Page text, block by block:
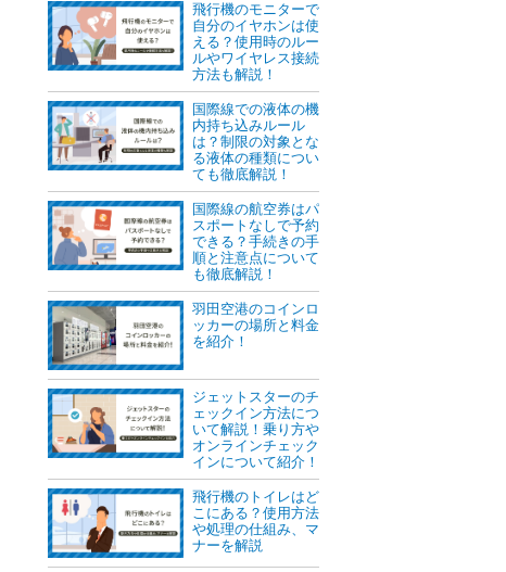
飛行機のモニターで
自分のイヤホンは使
える？使用時のルー
ルやワイヤレス接続
方法も解説！
国際線での液体の機
内持ち込みルール
は？制限の対象とな
る液体の種類につい
ても徹底解説！
国際線の航空券はパ
スポートなしで予約
できる？手続きの手
順と注意点について
も徹底解説！
羽田空港のコインロ
ッカーの場所と料金
を紹介！
ジェットスターのチ
ェックイン方法につ
いて解説！乗り方や
オンラインチェック
インについて紹介！
飛行機のトイレはど
こにある？使用方法
や処理の仕組み、マ
ナーを解説